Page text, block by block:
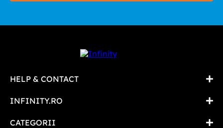
HELP & CONTACT
INFINITY.RO
CATEGORII